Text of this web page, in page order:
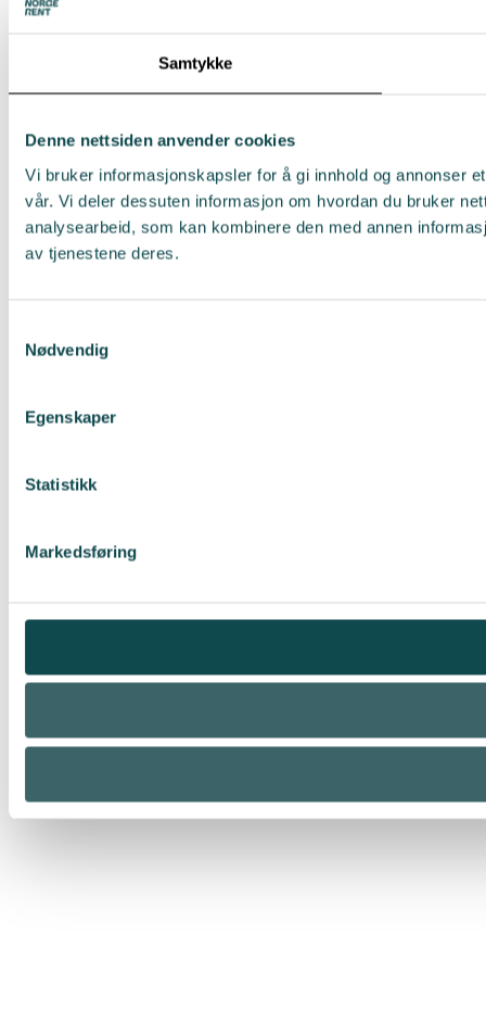
Samtykke
Denne nettsiden anvender cookies
Vi bruker informasjonskapsler for å gi innhold og annonser
vår. Vi deler dessuten informasjon om hvordan du bruker
analysearbeid, som kan kombinere den med annen
av tjenestene deres.
Nødvendig
Egenskaper
Statistikk
Markedsføring